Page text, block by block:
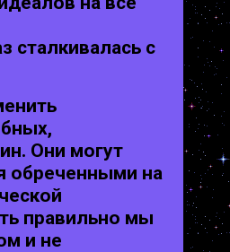
сталкивалась с
Они могут
обреченными на
правильно мы
и не